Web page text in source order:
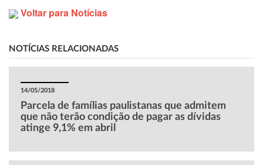
Voltar para Notícias
NOTÍCIAS RELACIONADAS
14/05/2018
Parcela de famílias paulistanas que admitem
que não terão condição de pagar as dívidas
atinge 9,1% em abril